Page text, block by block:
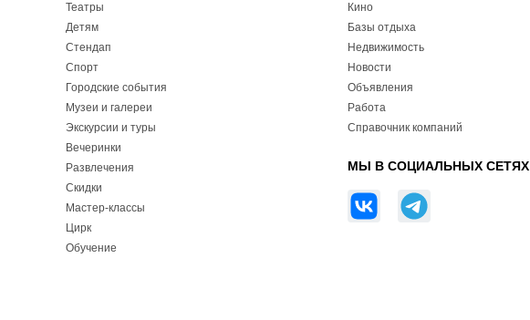
Театры
Детям
Стендап
Спорт
Городские события
Музеи и галереи
Экскурсии и туры
Вечеринки
Развлечения
Скидки
Мастер-классы
Цирк
Обучение
Кино
Базы отдыха
Недвижимость
Новости
Объявления
Работа
Справочник компаний
МЫ В СОЦИАЛЬНЫХ СЕТЯХ